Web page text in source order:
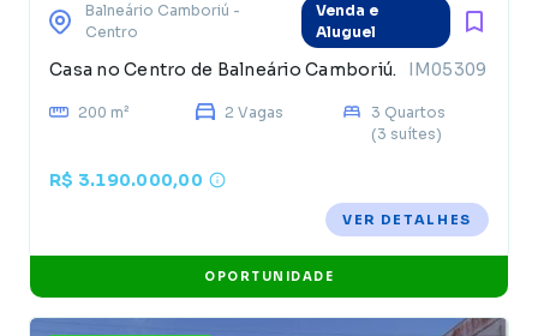
Balneário Camboriú -
Centro
Venda e
Aluguel
Casa no Centro de Balneário Camboriú. IM05309
200 m² 2 Vagas
3 Quartos
(3 suítes)
R$ 3.190.000,00
VER DETALHES
OPORTUNIDADE